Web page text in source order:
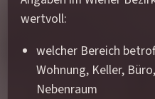
wertvoll:
welcher Bereich
Wohnung, Keller,
Nebenraum